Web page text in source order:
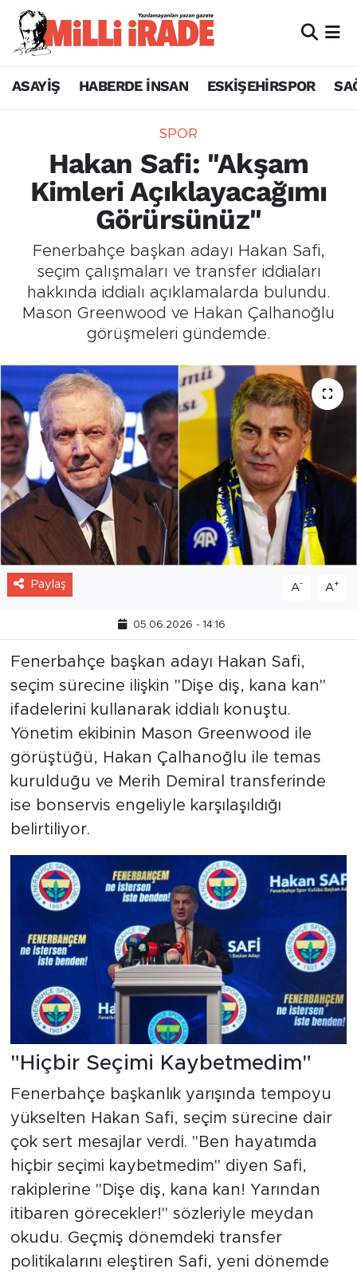
ASAYİŞ HABERDE İNSAN ESKİŞEHİRSPOR
SPOR
Hakan Safi: "Akşam
Kimleri Açıklayacağımı
Görürsünüz"
Fenerbahçe başkan adayı Hakan Safi,
seçim çalışmaları ve transfer iddiaları
hakkında iddialı açıklamalarda bulundu.
Mason Greenwood ve Hakan Çalhanoğlu
görüşmeleri gündemde.
Paylaş A- A+
05.06.2026 - 14:16
Fenerbahçe başkan adayı Hakan Safi,
seçim sürecine ilişkin "Dişe diş, kana kan"
ifadelerini kullanarak iddialı konuştu.
Yönetim ekibinin Mason Greenwood ile
görüştüğü, Hakan Çalhanoğlu ile temas
kurulduğu ve Merih Demiral transferinde
ise bonservis engeliyle karşılaşıldığı
belirtiliyor.
"Hiçbir Seçimi Kaybetmedim"
Fenerbahçe başkanlık yarışında tempoyu
yükselten Hakan Safi, seçim sürecine dair
çok sert mesajlar verdi. "Ben hayatımda
hiçbir seçimi kaybetmedim" diyen Safi,
rakiplerine "Dişe diş, kana kan! Yarından
itibaren görecekler!" sözleriyle meydan
okudu. Geçmiş dönemdeki transfer
politikalarını eleştiren Safi, yeni dönemde